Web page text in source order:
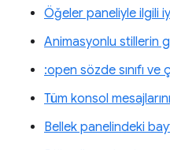
Öğeler paneliyle ilgili
Animasyonlu stillerin
:open sözde sınıfı
Tüm konsol
Bellek panelindeki